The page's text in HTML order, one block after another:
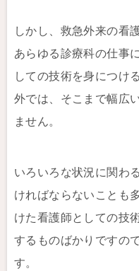
しかし、救急外来の看
あらゆる診療科の仕事
しての技術を身につけ
外では、そこまで幅広
ません。
いろいろな状況に関わ
ければならないことも
けた看護師としての技
するものばかりですの
す。